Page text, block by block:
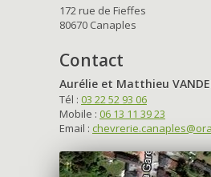
172 rue de Fieffes
80670 Canaples
Contact
Aurélie et Matthieu
Tél : 03 22 52 93 06
Mobile : 06 13 11 39 23
Email :